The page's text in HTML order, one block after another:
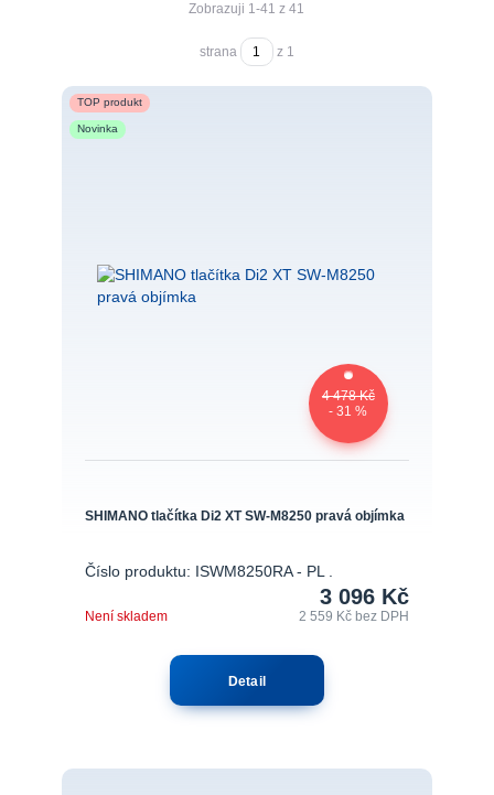
Zobrazuji 1-41 z 41
strana z 1
TOP produkt
Novinka
4 478 Kč
- 31 %
SHIMANO tlačítka Di2 XT SW-M8250 pravá objímka
Číslo produktu: ISWM8250RA - PL .
3 096 Kč
2 559 Kč bez DPH
Není skladem
Detail